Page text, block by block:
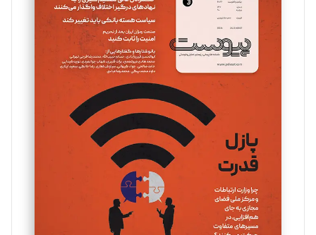
سروش کرمیان
تحریریه
مینا پاکدل
یسنا امان‌پور
تحریریه
ملینا جعفری
تحریریه